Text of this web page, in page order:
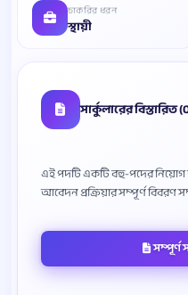
চাকরির ধরন
স্থায়ী
সার্কুলারের বিস্তারিত
এই পদটি একটি বহু-পদের নিয়োগ
সম্পূর্ণ